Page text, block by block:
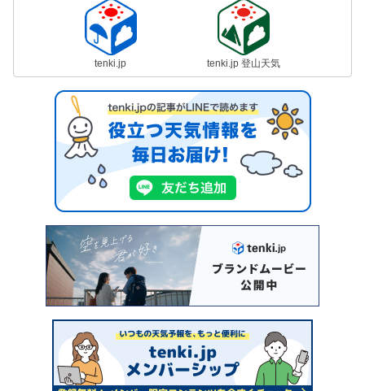
tenki.jp tenki.jp 登山天気